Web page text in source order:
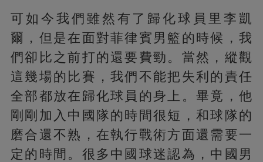
可如今我們雖然有了歸化球員里李凱
爾，但是在面對菲律賓男籃的時候，我
們卻比之前打的還要費勁。當然，縱觀
這幾場的比賽，我們不能把失利的責任
全部都放在歸化球員的身上。畢竟，他
剛剛加入中國隊的時間很短，和球隊的
磨合還不熟，在執行戰術方面還需要一
定的時間。很多中國球迷認為，中國男